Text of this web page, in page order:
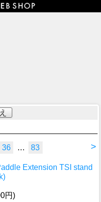
>
36 … 83
Extension TSI stand
円)